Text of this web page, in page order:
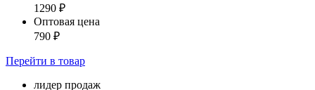
1290 ₽
Оптовая цена
790 ₽
Перейти в товар
лидер продаж